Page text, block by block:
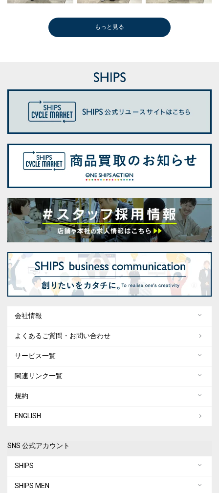
もっと見る
会社情報
よくあるご質問・お問い合わせ
サービス一覧
関連リンク一覧
規約
ENGLISH
SNS 公式アカウント
SHIPS
SHIPS MEN